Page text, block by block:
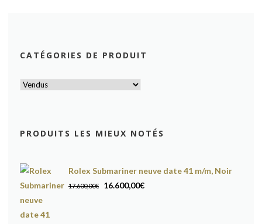
CATÉGORIES DE PRODUIT
PRODUITS LES MIEUX NOTÉS
Rolex Submariner neuve date 41 m/m, Noir
17.600,00€
Le
16.600,00€Le